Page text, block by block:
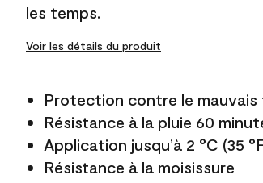
les temps.
Voir les détails du produit
Protection contre le mauvais
Résistance à la pluie 60
Application jusqu’à 2 °C (35
Résistance à la moisissure